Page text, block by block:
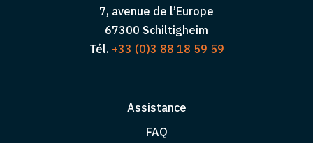
7, avenue de l’Europe
67300 Schiltigheim
Tél. +33 (0)3 88 18 59 59
Assistance
FAQ